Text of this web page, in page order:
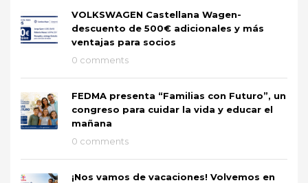
VOLKSWAGEN Castellana Wagen-
descuento de 500€ adicionales y más
ventajas para socios
0 comments
FEDMA presenta “Familias con Futuro”, un
congreso para cuidar la vida y educar el
mañana
0 comments
¡Nos vamos de vacaciones! Volvemos en